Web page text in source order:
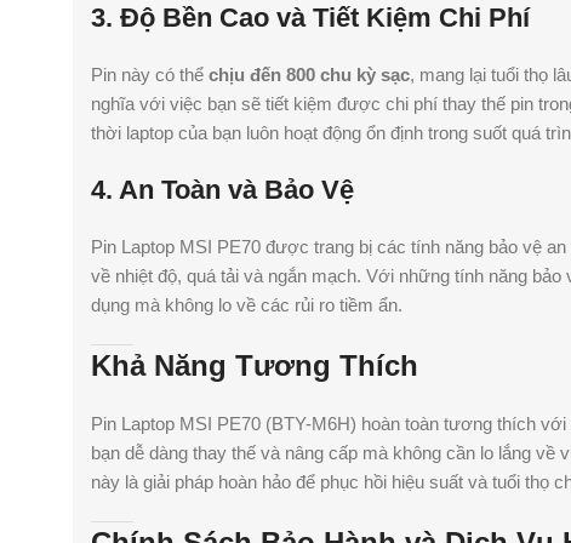
3. Độ Bền Cao và Tiết Kiệm Chi Phí
Pin này có thể chịu đến 800 chu kỳ sạc, mang lại tuổi thọ
nghĩa với việc bạn sẽ tiết kiệm được chi phí thay thế pin
thời laptop của bạn luôn hoạt động ổn định trong suốt quá
4. An Toàn và Bảo Vệ
Pin Laptop MSI PE70 được trang bị các tính năng bảo vệ
về nhiệt độ, quá tải và ngắn mạch. Với những tính năng
dụng mà không lo về các rủi ro tiềm ẩn.
Khả Năng Tương Thích
Pin Laptop MSI PE70 (BTY-M6H) hoàn toàn tương thích với
bạn dễ dàng thay thế và nâng cấp mà không cần lo lắng về
này là giải pháp hoàn hảo để phục hồi hiệu suất và tuổi thọ